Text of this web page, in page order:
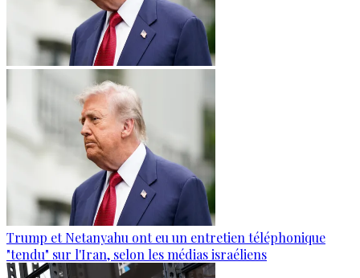
Trump et Netanyahu ont eu un entretien téléphonique
"tendu" sur l'Iran, selon les médias israéliens